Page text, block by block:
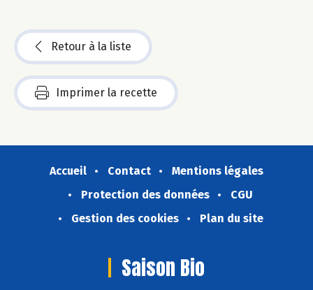
Retour à la liste
Imprimer la recette
Accueil Contact
Mentions légales
Protection des données
CGU
Gestion des cookies
Plan du site
Saison Bio